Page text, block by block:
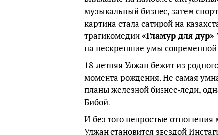
музыкальный бизнес, затем
картина стала сатирой на
трагикомедии«Гламур для дур»
на неокрепшие умы
18-летняя Улжан бежит из
момента рождения. Не самая
планы железной бизнес-леди,
Бибой.
И без того непростые
Улжан становится звездой